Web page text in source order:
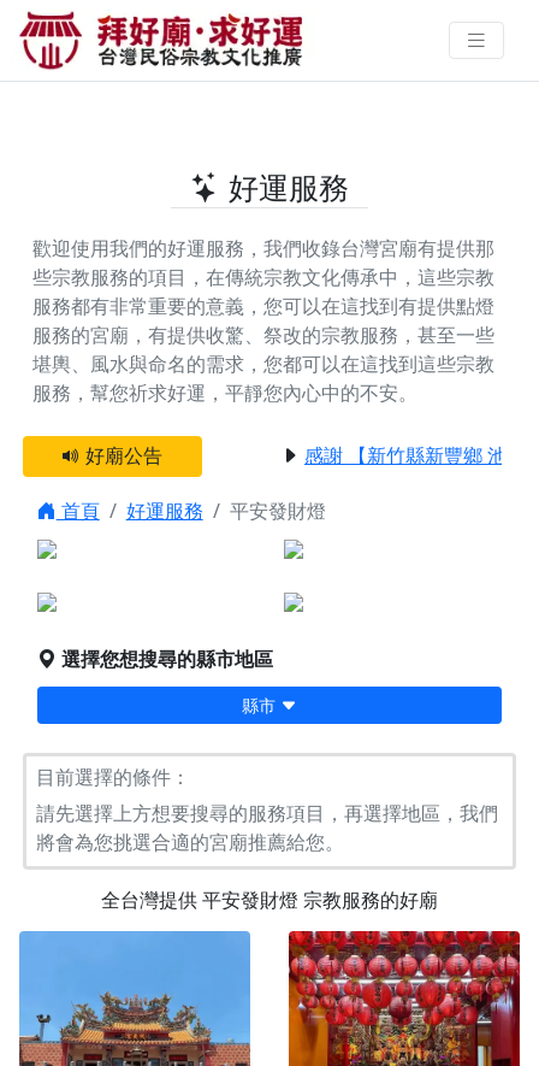
全台提供平安發財燈的好廟 | 拜好
廟‧求好運 找到與您有緣的信仰
好運服務
歡迎使用我們的好運服務，我們收錄台灣宮廟有提供那
些宗教服務的項目，在傳統宗教文化傳承中，這些宗教
服務都有非常重要的意義，您可以在這找到有提供點燈
服務的宮廟，有提供收驚、祭改的宗教服務，甚至一些
堪輿、風水與命名的需求，您都可以在這找到這些宗教
服務，幫您祈求好運，平靜您內心中的不安。
好廟公告 感謝 【新竹縣新豐鄉 池和
首頁 好運服務
平安發財燈
點燈服務
堪輿/風水
選擇您想搜尋的縣市地區
縣市
目前選擇的條件：
請先選擇上方想要搜尋的服務項目，再選擇地區，我們
將會為您挑選合適的宮廟推薦給您。
全台灣提供平安發財燈 宗教服務的好廟